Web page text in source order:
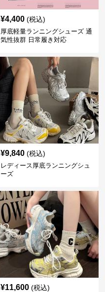
¥4,400 (税込)
厚底軽量ランニングシューズ 通
気性抜群 日常履き対応
¥9,840 (税込)
レディース厚底ランニングシュ
ーズ
¥11,600 (税込)